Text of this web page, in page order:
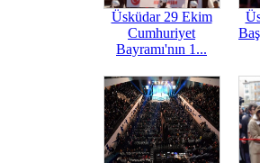
Üsküdar 29 Ekim
Cumhuriyet
Bayramı'nın 1...